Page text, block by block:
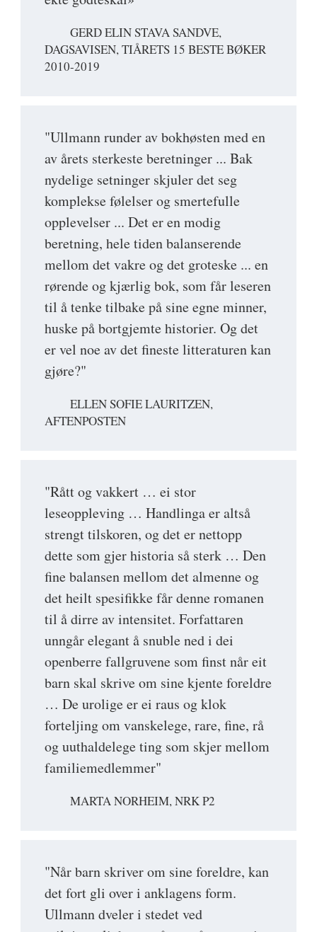
GERD ELIN STAVA SANDVE,
DAGSAVISEN, TIÅRETS 15 BESTE BØKER
2010-2019
"Ullmann runder av bokhøsten med en
av årets sterkeste beretninger ... Bak
nydelige setninger skjuler det seg
komplekse følelser og smertefulle
opplevelser ... Det er en modig
beretning, hele tiden balanserende
mellom det vakre og det groteske ... en
rørende og kjærlig bok, som får leseren
til å tenke tilbake på sine egne minner,
huske på bortgjemte historier. Og det
er vel noe av det fineste litteraturen kan
gjøre?"
ELLEN SOFIE LAURITZEN,
AFTENPOSTEN
"Rått og vakkert … ei stor
leseoppleving … Handlinga er altså
strengt tilskoren, og det er nettopp
dette som gjer historia så sterk … Den
fine balansen mellom det almenne og
det heilt spesifikke får denne romanen
til å dirre av intensitet. Forfattaren
unngår elegant å snuble ned i dei
openberre fallgruvene som finst når eit
barn skal skrive om sine kjente foreldre
… De urolige er ei raus og klok
forteljing om vanskelege, rare, fine, rå
og uuthaldelege ting som skjer mellom
familiemedlemmer"
MARTA NORHEIM, NRK P2
"Når barn skriver om sine foreldre, kan
det fort gli over i anklagens form.
Ullmann dveler i stedet ved